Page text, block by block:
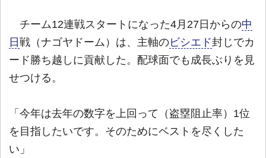
チーム12連戦スタートになった4月27日からの中
日戦（ナゴヤドーム）は、主軸のビシエド封じでカ
ード勝ち越しに貢献した。配球面でも成長ぶりを見
せつける。
「今年は去年の数字を上回って（盗塁阻止率）1位
を目指したいです。そのためにベストを尽くした
い」